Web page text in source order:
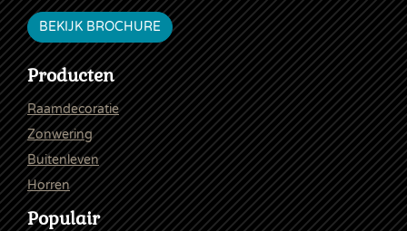
BEKIJK BROCHURE
Producten
Raamdecoratie
Zonwering
Buitenleven
Horren
Populair